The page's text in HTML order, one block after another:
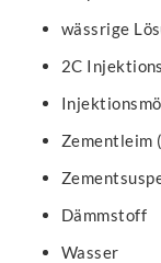
wässrige
2C
Zementleim
Dämmstoff
Wasser